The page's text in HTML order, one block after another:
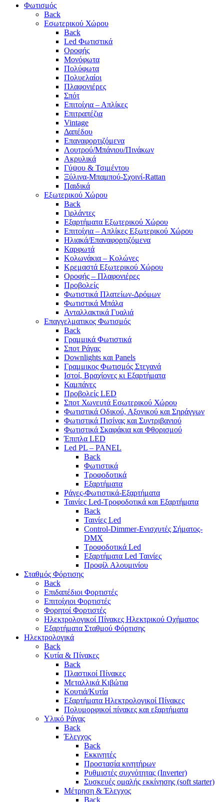
Φωτισμός
Back
Εσωτερικού Χώρου
Back
Led Φωτιστικά
Οροφής
Μονόφωτα
Πολύφωτα
Πολυελαίοι
Πλαφονιέρες
Σπότ
Επιτοίχια – Απλίκες
Επιτραπέζια
Vintage
Δαπέδου
Επαναφορτιζόμενα
Λουτρού/Μπάνιου/Πινάκων
Ακρυλικά
Γύψου & Τσιμέντου
Ξύλινα-Μπαμπού-Σχοινί-Rattan
Παιδικά
Εξωτερικού Χώρου
Back
Γιρλάντες
Εξαρτήματα Εξωτερικού Χώρου
Επιτοίχια – Απλίκες Εξωτερικού Χώρου
Ηλιακά/Επαναφορτιζόμενα
Καρφωτά
Κολωνάκια – Κολώνες
Κρεμαστά Εξωτερικού Χώρου
Οροφής – Πλαφονιέρες
Προβολείς
Φωτιστικά Πλατείων-Δρόμων
Φωτιστικά Μπάλα
Ανταλλακτικά Γυαλιά
Επαγγελματικος Φωτισμός
Back
Γραμμικά Φωτιστικά
Σποτ Ράγας
Downlights και Panels
Γραμμικος Φωτισμός Στεγανά
Ιστοί, Βραχίονες κι Εξαρτήματα
Καμπάνες
Προβολείς LED
Σποτ Χωνευτά Εσωτερικού Χώρου
Φωτιστικά Οδικού, Αξονικού και Σηράγγων
Φωτιστικά Πισίνας και Συντριβανιού
Φωτιστικά Σκαφάκια και Φθορισμού
Έπιπλα LED
Led PL – PANEL
Back
Φωτιστικά
Τροφοδοτικά
Εξαρτήματα
Ράγες-Φωτιστικά-Εξαρτήματα
Ταινίες Led-Τροφοδοτικά και Εξαρτήματα
Back
Ταινίες Led
Control-Dimmer-Ενισχυτές Σήματος-
DMX
Τροφοδοτικά Led
Εξαρτήματα Led Ταινίες
Προφίλ Αλουμινίου
Σταθμός Φόρτισης
Back
Επιδαπέδιοι Φορτιστές
Επιτoίχιοι Φορτιστές
Φορητοί Φορτιστές
Ηλεκτρολογικοί Πίνακες Ηλεκτρικού Οχήματος
Εξαρτήματα Σταθμού Φόρτισης
Ηλεκτρολογικά
Back
Κυτία & Πίνακες
Back
Πλαστικοί Πίνακες
Μεταλλικά Κιβώτια
Κουτιά/Κυτία
Εξαρτήματα Ηλεκτρολογικοί Πίνακες
Πολυμορφικοί πίνακες και εξαρτήματα
Υλικό Ράγας
Back
Έλεγχος
Back
Εκκινητές
Προστασία κινητήρων
Ρυθμιστές συχνότητας (Inverter)
Συσκευές ομαλής εκκίνησης (soft starter)
Μέτρηση & Έλεγχος
Back